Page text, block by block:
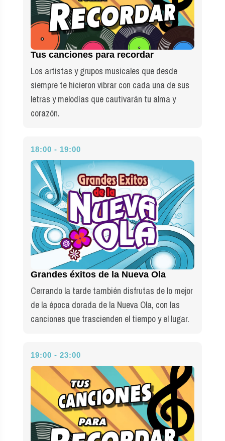
Tus canciones para recordar
Los artistas y grupos musicales que desde
siempre te hicieron vibrar con cada una de sus
letras y melodías que cautivarán tu alma y
corazón.
18:00 - 19:00
Grandes éxitos de la Nueva Ola
Cerrando la tarde también disfrutas de lo mejor
de la época dorada de la Nueva Ola, con las
canciones que trascienden el tiempo y el lugar.
19:00 - 23:00